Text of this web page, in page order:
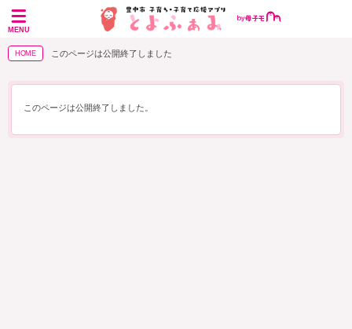
MENU
HOME このページは公開終了しました
このページは公開終了しました。